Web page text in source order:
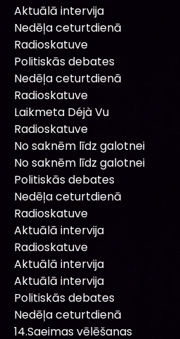
Aktuālā intervija
Nedēļa ceturtdienā
Radioskatuve
Politiskās debates
Nedēļa ceturtdienā
Radioskatuve
Laikmeta Déjà Vu
Radioskatuve
No saknēm līdz galotnei
No saknēm līdz galotnei
Politiskās debates
Nedēļa ceturtdienā
Radioskatuve
Aktuālā intervija
Radioskatuve
Aktuālā intervija
Aktuālā intervija
Politiskās debates
Nedēļa ceturtdienā
14.Saeimas vēlēšanas